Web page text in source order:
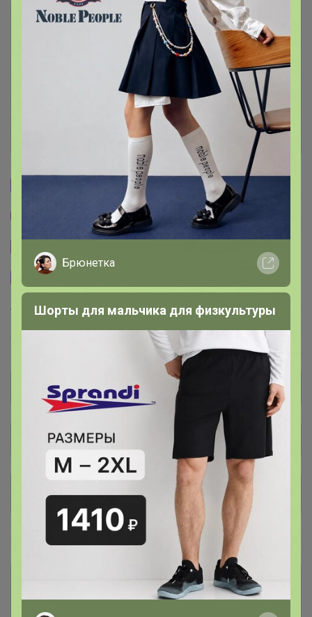
Общий каталог
*** РАСПРОДАЖА ***
#Аксессуары
Описание
Условия участия
История проведённых выкупов
Cтраничка организатора
Другие СП организатора Артемида
Размерная сетка
Торговые марки
KATHARINA KROSS™
Брюнетка
Шорты для мальчика для физкультуры